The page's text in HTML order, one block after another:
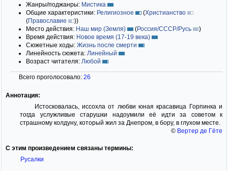
Жанры/поджанры: Мистика
Общие характеристики: Религиозное (Христианство
(Православие ))
Место действия: Наш мир (Земля) (Россия/СССР/Русь
)
Время действия: Новое время (17-19 века)
Сюжетные ходы: Жизнь после смерти
Линейность сюжета: Линейный
Возраст читателя: Любой
Всего проголосовало: 26
Аннотация:
Истосковалась, иссохла от любви юная красавица Горпинка и
тогда услужливые старушки надоумили её идти за советом к
страшному колдуну, который жил за Днепром, в бору, в глухом месте.
© Вертер де Гёте
С этим произведением связаны термины:
Русалки